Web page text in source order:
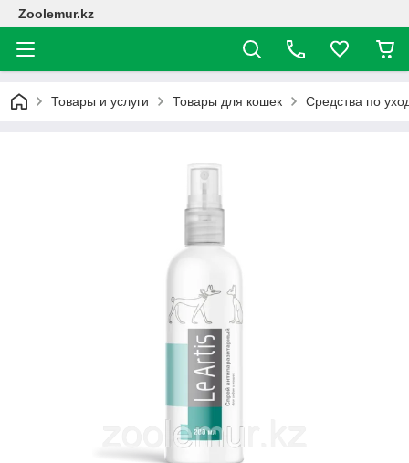
Zoolemur.kz
Товары и услуги Товары для кошек Средства по